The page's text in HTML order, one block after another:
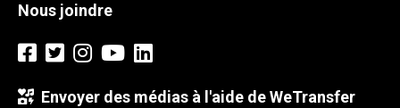
Nous joindre
Envoyer des médias à l'aide de WeTransfer